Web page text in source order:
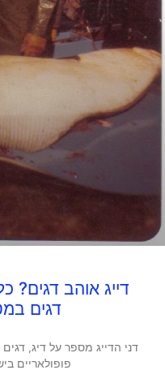
דייג אוהב
דגים
פופולאריים